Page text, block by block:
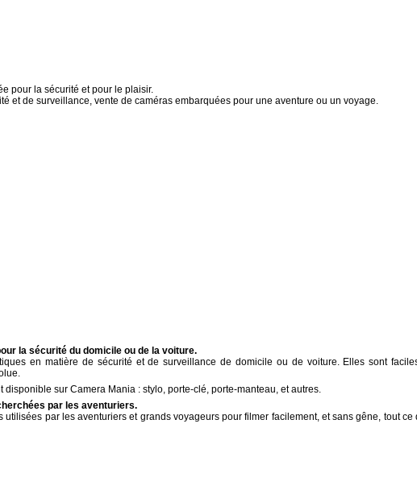
pour la sécurité et pour le plaisir.
et de surveillance, vente de caméras embarquées pour une aventure ou un voyage.
la sécurité du domicile ou de la voiture.
en matière de sécurité et de surveillance de domicile ou de voiture. Elles sont
sur Camera Mania : stylo, porte-clé, porte-manteau, et autres.
par les aventuriers.
utilisées par les aventuriers et grands voyageurs pour filmer facilement, et sans gêne, tout ce